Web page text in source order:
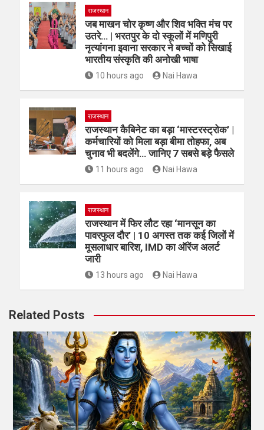
राजस्थान
जब माखन चोर कृष्ण और शिव भक्ति मंच पर
उतरे… | भरतपुर के दो स्कूलों में मणिपुरी
नृत्यांगना इवाना सरकार ने बच्चों को सिखाई
भारतीय संस्कृति की अनोखी भाषा
10 hours ago Nai Hawa
राजस्थान
राजस्थान कैबिनेट का बड़ा ‘मास्टरस्ट्रोक’ |
कर्मचारियों को मिला बड़ा बीमा तोहफा, अब
चुनाव भी बदलेंगे… जानिए 7 सबसे बड़े फैसले
11 hours ago Nai Hawa
राजस्थान
राजस्थान में फिर लौट रहा ‘मानसून का
पावरफुल दौर’ | 10 अगस्त तक कई जिलों में
मूसलाधार बारिश, IMD का ऑरेंज अलर्ट
जारी
13 hours ago Nai Hawa
Related Posts